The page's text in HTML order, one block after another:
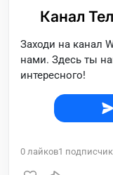
Канал
Заходи на канал
нами. Здесь ты
интересного!
0 лайков1 подписчик